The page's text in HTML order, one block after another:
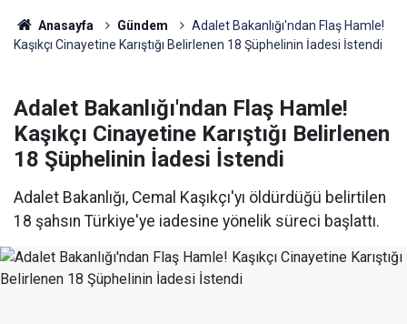
Anasayfa Gündem
Adalet Bakanlığı'ndan Flaş Hamle!
Kaşıkçı Cinayetine Karıştığı Belirlenen 18 Şüphelinin İadesi İstendi
Adalet Bakanlığı'ndan Flaş Hamle!
Kaşıkçı Cinayetine Karıştığı Belirlenen
18 Şüphelinin İadesi İstendi
Adalet Bakanlığı, Cemal Kaşıkçı'yı öldürdüğü belirtilen
18 şahsın Türkiye'ye iadesine yönelik süreci başlattı.